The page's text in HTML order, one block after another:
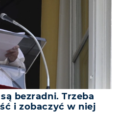
bezradni. Trzeba
i zobaczyć w niej